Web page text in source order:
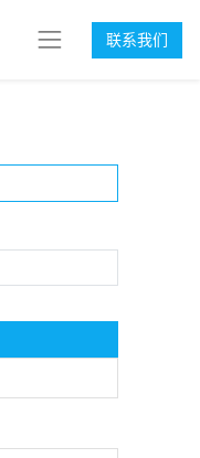
联系我们